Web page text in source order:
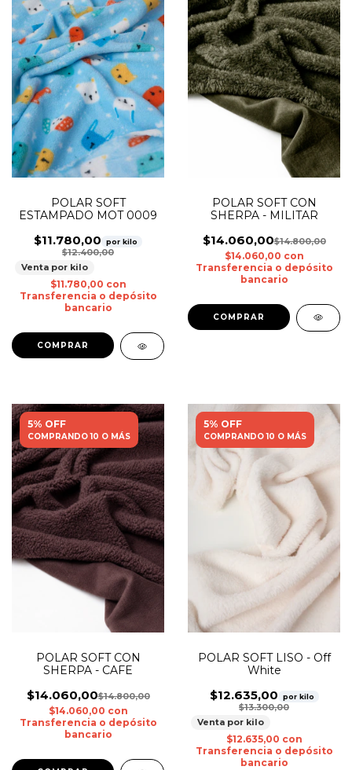
POLAR SOFT
ESTAMPADO MOT 0009
$11.780,00 por kilo
$12.400,00
Venta por kilo
$11.780,00 con
Transferencia o depósito
bancario
POLAR SOFT CON
SHERPA - MILITAR
$14.060,00$14.800,00
$14.060,00 con
Transferencia o depósito
bancario
5% OFF
COMPRANDO 10 O MÁS
POLAR SOFT CON
SHERPA - CAFE
$14.060,00$14.800,00
$14.060,00 con
Transferencia o depósito
bancario
5% OFF
COMPRANDO 10 O MÁS
POLAR SOFT LISO - Off
White
$12.635,00 por kilo
$13.300,00
Venta por kilo
$12.635,00 con
Transferencia o depósito
bancario